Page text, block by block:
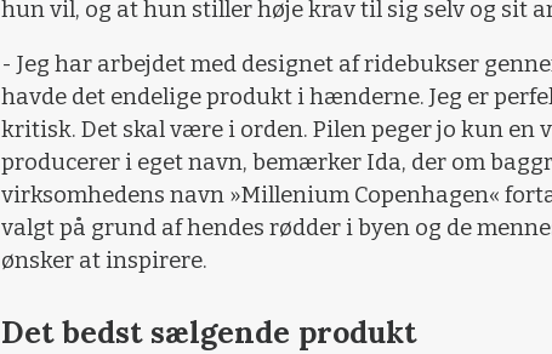
hun vil, og at hun stiller høje krav til sig selv og sit
- Jeg har arbejdet med designet af ridebukser
havde det endelige produkt i hænderne. Jeg er
kritisk. Det skal være i orden. Pilen peger jo kun en
producerer i eget navn, bemærker Ida, der om
virksomhedens navn »Millenium Copenhagen«
valgt på grund af hendes rødder i byen og de
ønsker at inspirere.
Det bedst sælgende produkt